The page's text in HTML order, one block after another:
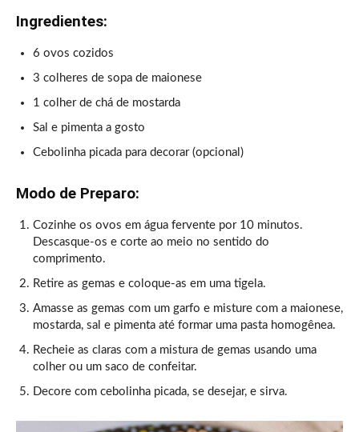
Ingredientes:
6 ovos cozidos
3 colheres de sopa de maionese
1 colher de chá de mostarda
Sal e pimenta a gosto
Cebolinha picada para decorar (opcional)
Modo de Preparo:
Cozinhe os ovos em água fervente por 10 minutos.
Descasque-os e corte ao meio no sentido do
comprimento.
Retire as gemas e coloque-as em uma tigela.
Amasse as gemas com um garfo e misture com a maionese,
mostarda, sal e pimenta até formar uma pasta homogênea.
Recheie as claras com a mistura de gemas usando uma
colher ou um saco de confeitar.
Decore com cebolinha picada, se desejar, e sirva.